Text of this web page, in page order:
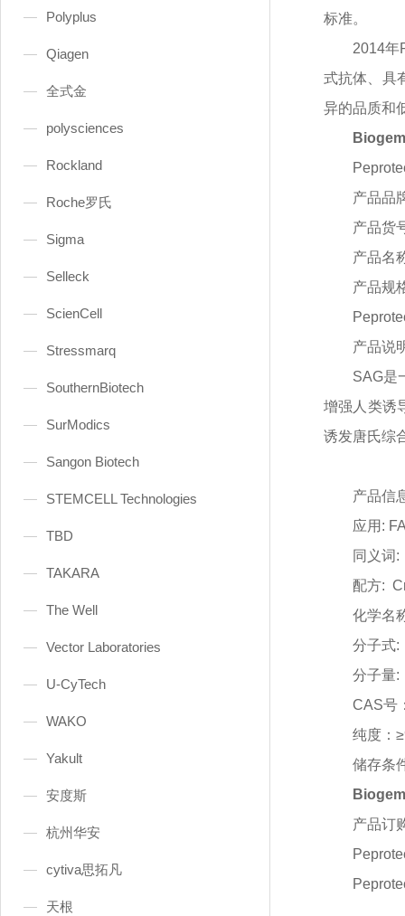
Polyplus
Qiagen
全式金
polysciences
Rockland
Roche罗氏
Sigma
Selleck
ScienCell
Stressmarq
SouthernBiotech
SurModics
Sangon Biotech
STEMCELL Technologies
TBD
TAKARA
The Well
Vector Laboratories
U-CyTech
WAKO
Yakult
安度斯
杭州华安
cytiva思拓凡
天根
标准。
2014年
式抗体、具
异的品质和
产品品
产品货
产品名
产品规
产品说
SAG是
增强人类诱
诱发唐氏综
产品信
应用 :
同义词 :
配方:
化学名
分子式:
分子量:
CAS号
纯度：
储存条
产品订